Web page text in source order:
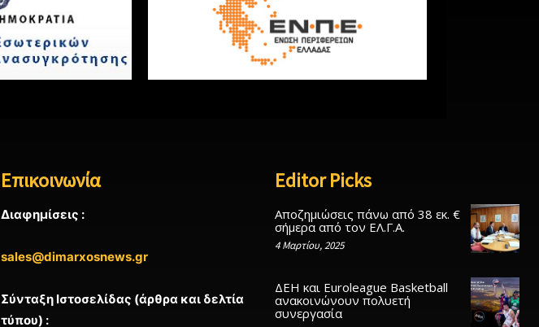
Επικοινωνία
Διαφημίσεις :
sales@dimarxosnews.gr
Σύνταξη Ιστοσελίδας (άρθρα και δελτία
τύπου) :
Editor Picks
Αποζημιώσεις πάνω από 38 εκ. €
σήμερα από τον ΕΛ.Γ.Α.
4 Μαρτίου, 2025
ΔΕΗ και Euroleague Basketball
ανακοινώνουν πολυετή
συνεργασία